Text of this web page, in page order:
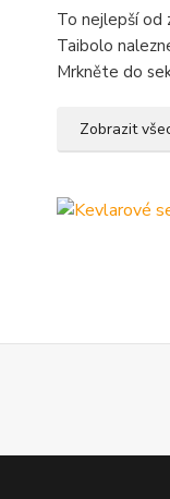
To nejlepší od
Taibolo
Mrkněte do
Zobrazit